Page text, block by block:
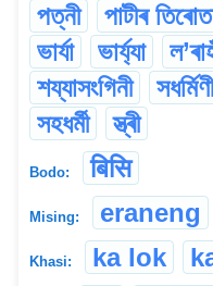
পত্নী
পাটীৰ
ভাৰ্যা
ভাৰ্য্যা
শয্যাসংগিনী
সধৰ্মিণী
সহধৰ্মী
স্ত্ৰী
Bodo: बिसि
Mising: eraneng
Khasi: ka lok